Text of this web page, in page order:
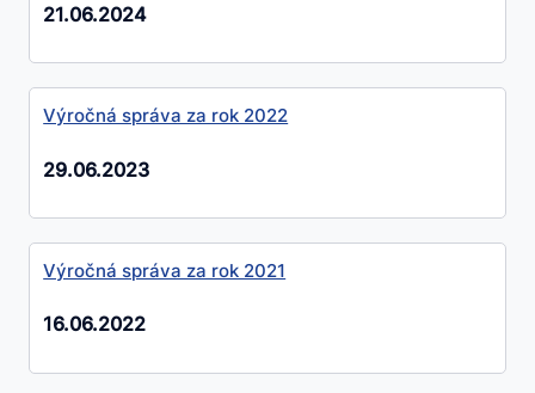
21.06.2024
Výročná správa za rok 2022
29.06.2023
Výročná správa za rok 2021
16.06.2022